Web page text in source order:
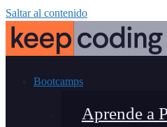
Saltar al contenido
Bootcamps
Aprende a